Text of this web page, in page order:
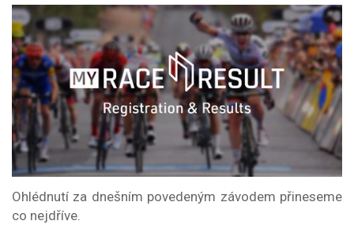
Ohlédnutí za dnešním povedeným závodem přineseme
co nejdříve.